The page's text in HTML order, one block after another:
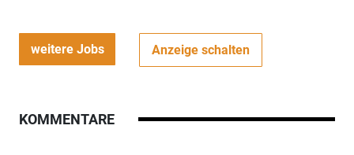
weitere Jobs Anzeige schalten
KOMMENTARE